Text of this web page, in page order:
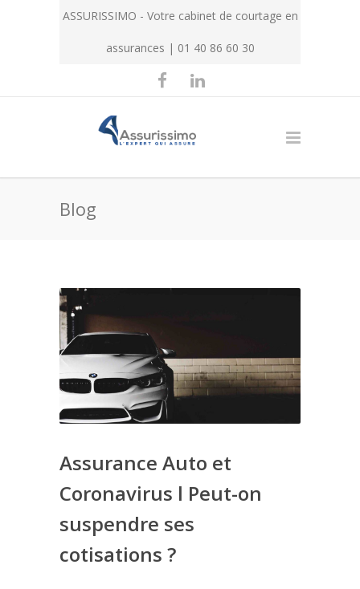
ASSURISSIMO - Votre cabinet de courtage en
assurances | 01 40 86 60 30
Blog
Assurance Auto et
Coronavirus l Peut-on
suspendre ses
cotisations ?